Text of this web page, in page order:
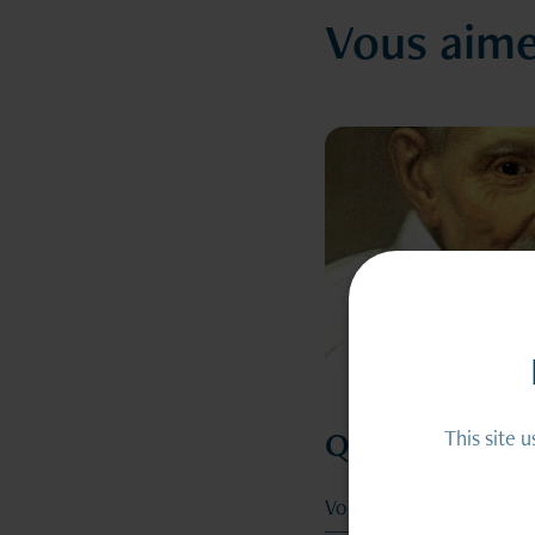
Vous
Qui sommes-
Voir la page
This site